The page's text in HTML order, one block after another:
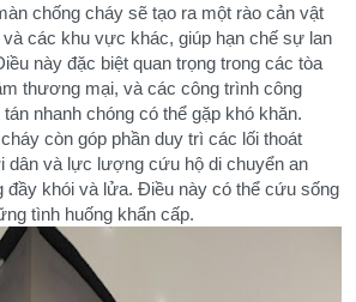
chống cháy sẽ tạo ra một rào cản vật
các khu vực khác, giúp hạn chế sự lan
này đặc biệt quan trọng trong các tòa
thương mại, và các công trình công
nhanh chóng có thể gặp khó khăn.
còn góp phần duy trì các lối thoát
dân và lực lượng cứu hộ di chuyển an
đầy khói và lửa. Điều này có thể cứu sống
tình huống khẩn cấp.